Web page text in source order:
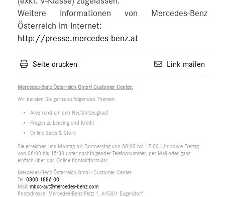
Weitere Informationen von Mercedes-Benz
Österreich im Internet:
http://presse.mercedes-benz.at
Seite drucken Link mailen
Mercedes-Benz Österreich GmbH Customer Center:
Wir beraten Sie gerne zu folgenden Themen:
Alles rund um den Neufahrzeugkauf
Fragen zu Leasing und Kredit
Online Sales & Store
Sie erreichen uns Montag bis Donnerstag von 08:00 bis 17:00 Uhr sowie Freitag
von 08:00 bis 15:30 unter nachfolgender Telefonnummer, per Mail oder ganz
einfach über das Online Kontaktformular.
Mercedes-Benz Österreich GmbH Customer Center
Tel: 0800 1886 00
Mail: mbcc-aut@mercedes-benz.com
Postadresse: Mercedes-Benz Platz 1, A-5301 Eugendorf